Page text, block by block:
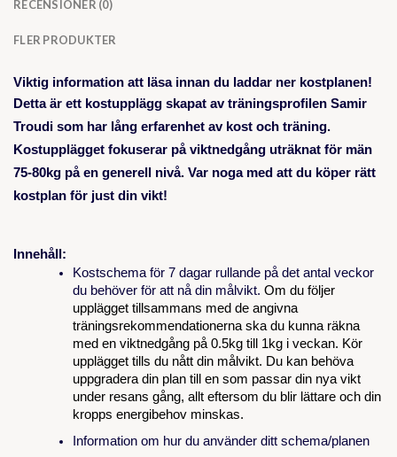
RECENSIONER (0)
FLER PRODUKTER
Viktig information att läsa innan du laddar ner kostplanen!
Detta är ett kostupplägg skapat av träningsprofilen Samir
Troudi som har lång erfarenhet av kost och träning.
Kostupplägget fokuserar på viktnedgång uträknat för män
75-80kg på en generell nivå. Var noga med att du köper rätt
kostplan för just din vikt!
Innehåll:
Kostschema för 7 dagar rullande på det antal veckor
du behöver för att nå din målvikt. Om du följer
upplägget tillsammans med de angivna
träningsrekommendationerna ska du kunna räkna
med en viktnedgång på 0.5kg till 1kg i veckan. Kör
upplägget tills du nått din målvikt. Du kan behöva
uppgradera din plan till en som passar din nya vikt
under resans gång, allt eftersom du blir lättare och din
kropps energibehov minskas.
Information om hur du använder ditt schema/planen